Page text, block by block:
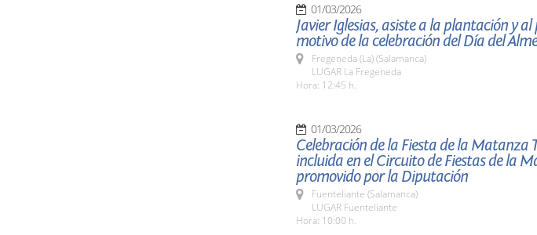
01/03/2026
Javier Iglesias, asiste a la plantación y al
motivo de la celebración del Día del
Fregeneda (La) (Salamanca)
LUGAR La Fregeneda
Hora: 12:45 h.
01/03/2026
Celebración de la Fiesta de la Matanza
incluida en el Circuito de Fiestas de la
promovido por la Diputación
Fuenteliante (Salamanca)
LUGAR Fuenteliante
Hora: 10:00 h.